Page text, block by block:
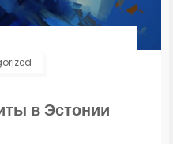
в Эстонии